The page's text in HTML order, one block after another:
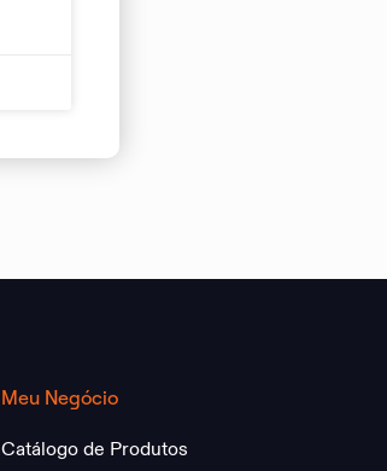
Meu Negócio
Catálogo de Produtos